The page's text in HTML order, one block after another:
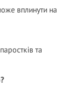
вплинути на
та